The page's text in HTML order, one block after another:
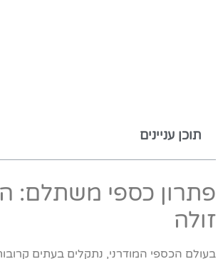
תוכן עניינים
פתרון כספי משתלם:
זולה
בעולם הכספי המודרני, נתקלים בעתים